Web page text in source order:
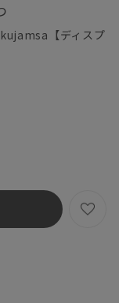
【ディスプ